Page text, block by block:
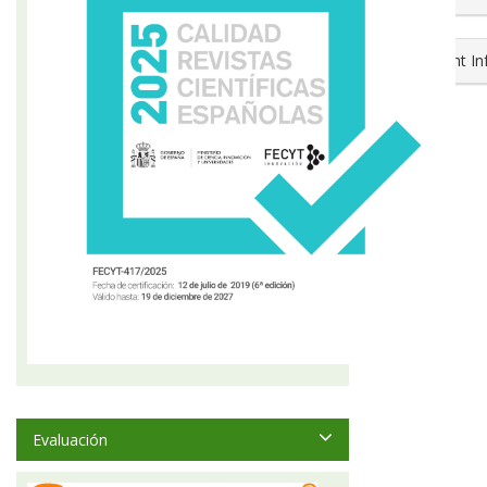
Copyright
Evaluación